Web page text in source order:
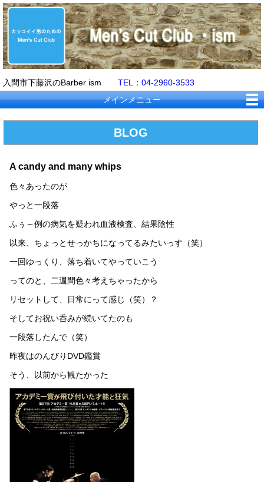
入間市下藤沢のBarber ism TEL：04-2960-3533
メインメニュー
BLOG
A candy and many whips
色々あったのが
やっと一段落
ふぅ～例の病気を疑われ血液検査、結果陰性
以来、ちょっとせっかちになってるみたいっす（笑）
一回ゆっくり、落ち着いてやっていこう
ってのと、二週間色々考えちゃったから
リセットして、日常にって感じ（笑）？
そしてお祝い呑みが続いてたのも
一段落したんで（笑）
昨夜はのんびりDVD鑑賞
そう、以前から観たかった